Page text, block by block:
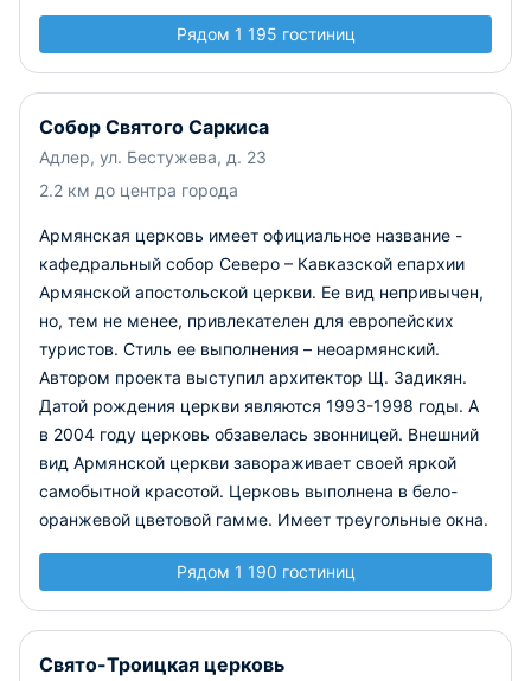
Рядом 1 195 гостиниц
Собор Святого Саркиса
Адлер, ул. Бестужева, д. 23
2.2 км до центра города
Армянская церковь имеет официальное название -
кафедральный собор Северо – Кавказской епархии
Армянской апостольской церкви. Ее вид непривычен,
но, тем не менее, привлекателен для европейских
туристов. Стиль ее выполнения – неоармянский.
Автором проекта выступил архитектор Щ. Задикян.
Датой рождения церкви являются 1993-1998 годы. А
в 2004 году церковь обзавелась звонницей. Внешний
вид Армянской церкви завораживает своей яркой
самобытной красотой. Церковь выполнена в бело-
оранжевой цветовой гамме. Имеет треугольные окна.
Рядом 1 190 гостиниц
Свято-Троицкая церковь